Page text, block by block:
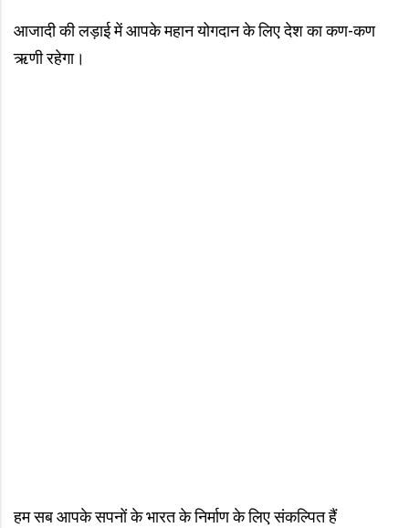
आजादी की लड़ाई में आपके महान योगदान के लिए देश का कण-कण
ऋणी रहेगा।
हम सब आपके सपनों के भारत के निर्माण के लिए संकल्पित हैं